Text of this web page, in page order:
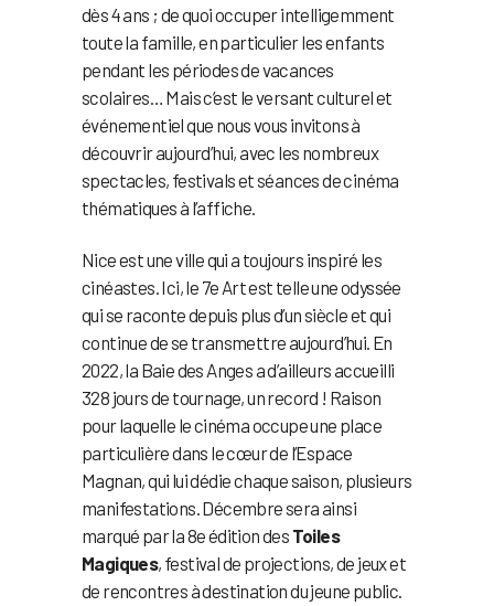
dès 4 ans ; de quoi occuper intelligemment
toute la famille, en particulier les enfants
pendant les périodes de vacances
scolaires… Mais c’est le versant culturel et
événementiel que nous vous invitons à
découvrir aujourd’hui, avec les nombreux
spectacles, festivals et séances de cinéma
thématiques à l’affiche.
Nice est une ville qui a toujours inspiré les
cinéastes. Ici, le 7e Art est telle une odyssée
qui se raconte depuis plus d’un siècle et qui
continue de se transmettre aujourd’hui. En
2022, la Baie des Anges a d’ailleurs accueilli
328 jours de tournage, un record ! Raison
pour laquelle le cinéma occupe une place
particulière dans le cœur de l’Espace
Magnan, qui lui dédie chaque saison, plusieurs
manifestations. Décembre sera ainsi
marqué par la 8e édition des Toiles
Magiques, festival de projections, de jeux et
de rencontres à destination du jeune public.